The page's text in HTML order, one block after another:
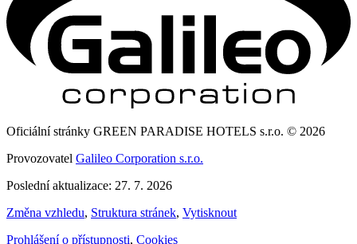
Oficiální stránky GREEN PARADISE HOTELS s.r.o. © 2026
Provozovatel Galileo Corporation s.r.o.
Poslední aktualizace: 27. 7. 2026
Změna vzhledu, Struktura stránek, Vytisknout
Prohlášení o přístupnosti, Cookies